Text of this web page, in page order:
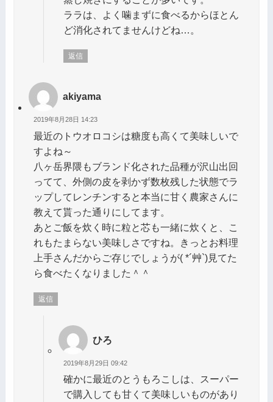
ララは、よく噛まずに食べるからほとん
ど消化されてませんけどね…。
返信
akiyama
2019年8月28日 14:23
最近のトウオロコシは糖度も高くて美味しいで
すよね～
八ヶ岳界隈もブランド化された品種が沢山出回
ってて、外側の皮を剥かず数枚残した状態でラ
ップしてレンチンすると本当に甘く農家さんに
教えて貰った通りにしてます。
あとご飯を炊く時に粒と芯も一緒に炊くと、こ
れもたまらない美味しさですね。きっとお料理
上手さんだからご存じでしょうが( *´艸`)見てた
ら食べたくなりました＾＾
返信
ひろ
2019年8月29日 09:42
確かに最近のとうもろこしは、スーパー
で購入しても甘くて美味しいものがあり